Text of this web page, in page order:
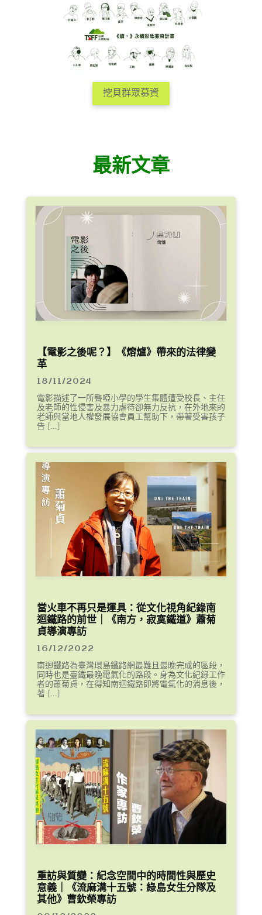
挖貝群眾募資
最新文章
【電影之後呢？】《熔爐》帶來的法律變
革
18/11/2024
電影描述了一所聾啞小學的學生集體遭受校長、主任
及老師的性侵害及暴力虐待卻無力反抗，在外地來的
老師與當地人權發展協會員工幫助下，帶著受害孩子
告 […]
當火車不再只是運具：從文化視角紀錄南
迴鐵路的前世｜《南方，寂寞鐵道》蕭菊
貞導演專訪
16/12/2022
南迴鐵路為臺灣環島鐵路網最難且最晚完成的區段，
同時也是臺鐵最晚電氣化的路段。身為文化紀錄工作
者的蕭菊貞，在得知南迴鐵路即將電氣化的消息後，
著 […]
重訪與質變：紀念空間中的時間性與歷史
意義｜《流麻溝十五號：綠島女生分隊及
其他》曹欽榮專訪